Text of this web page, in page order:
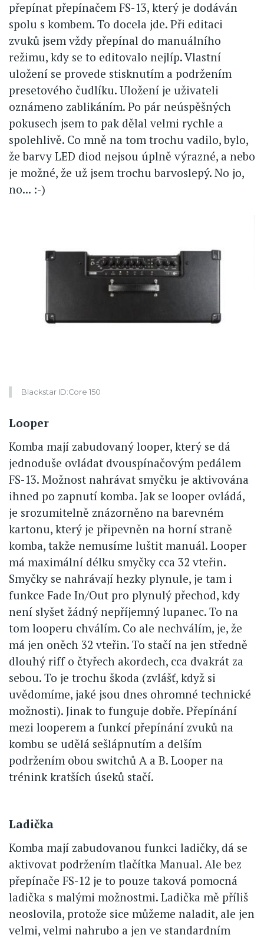
přepínat přepínačem FS-13, který je dodáván
spolu s kombem. To docela jde. Při editaci
zvuků jsem vždy přepínal do manuálního
režimu, kdy se to editovalo nejlíp. Vlastní
uložení se provede stisknutím a podržením
presetového čudlíku. Uložení je uživateli
oznámeno zablikáním. Po pár neúspěšných
pokusech jsem to pak dělal velmi rychle a
spolehlivě. Co mně na tom trochu vadilo, bylo,
že barvy LED diod nejsou úplně výrazné, a nebo
je možné, že už jsem trochu barvoslepý. No jo,
no... :-)
Blackstar ID:Core 150
Looper
Komba mají zabudovaný looper, který se dá
jednoduše ovládat dvouspínačovým pedálem
FS-13. Možnost nahrávat smyčku je aktivována
ihned po zapnutí komba. Jak se looper ovládá,
je srozumitelně znázorněno na barevném
kartonu, který je připevněn na horní straně
komba, takže nemusíme luštit manuál. Looper
má maximální délku smyčky cca 32 vteřin.
Smyčky se nahrávají hezky plynule, je tam i
funkce Fade In/Out pro plynulý přechod, kdy
není slyšet žádný nepříjemný lupanec. To na
tom looperu chválím. Co ale nechválím, je, že
má jen oněch 32 vteřin. To stačí na jen středně
dlouhý riff o čtyřech akordech, cca dvakrát za
sebou. To je trochu škoda (zvlášť, když si
uvědomíme, jaké jsou dnes ohromné technické
možnosti). Jinak to funguje dobře. Přepínání
mezi looperem a funkcí přepínání zvuků na
kombu se udělá sešlápnutím a delším
podržením obou switchů A a B. Looper na
trénink kratších úseků stačí.
Ladička
Komba mají zabudovanou funkci ladičky, dá se
aktivovat podržením tlačítka Manual. Ale bez
přepínače FS-12 je to pouze taková pomocná
ladička s malými možnostmi. Ladička mě příliš
neoslovila, protože sice můžeme naladit, ale jen
velmi, velmi nahrubo a jen ve standardním